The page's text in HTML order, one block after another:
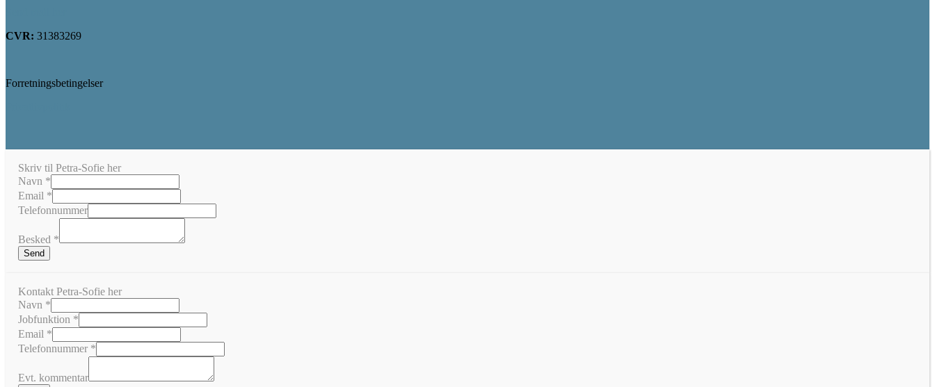
CVR: 31383269
Forretningsbetingelser
Skriv til Petra-Sofie her
Navn *
Email *
Telefonnummer
Besked *
Send
Kontakt Petra-Sofie her
Navn
kommentar
Evt.
Navn *
Jobfunktion *
Email *
Telefonnummer *
Evt. kommentar